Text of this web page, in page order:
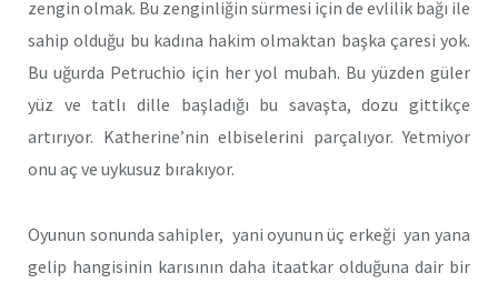
zengin olmak. Bu zenginliğin sürmesi için de evlilik bağı ile
sahip olduğu bu kadına hakim olmaktan başka çaresi yok.
Bu uğurda Petruchio için her yol mubah. Bu yüzden güler
yüz ve tatlı dille başladığı bu savaşta, dozu gittikçe
artırıyor. Katherine’nin elbiselerini parçalıyor. Yetmiyor
onu aç ve uykusuz bırakıyor.
Oyunun sonunda sahipler, yani oyunun üç erkeği yan yana
gelip hangisinin karısının daha itaatkar olduğuna dair bir